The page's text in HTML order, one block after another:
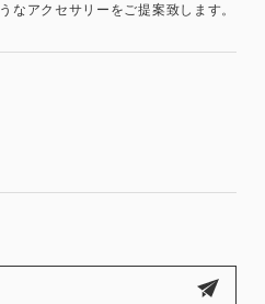
アクセサリーをご提案致します。